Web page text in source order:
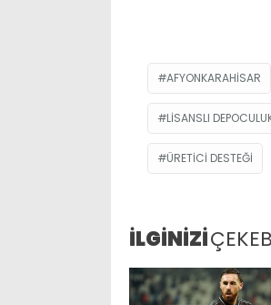
AFYONKARAHISAR
LISANSLI
ÜRETICI DESTEĞI
İLGİNİZİ